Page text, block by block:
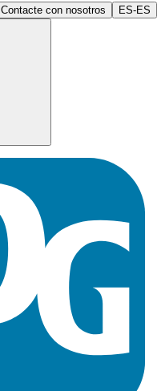
Contacte con nosotros ES-ES